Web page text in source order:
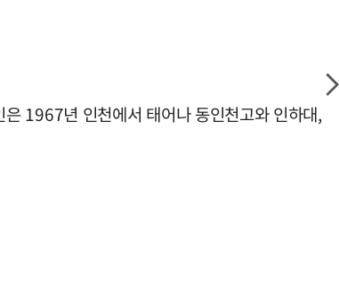
1967년 인천에서 태어나 동인천고와 인하대,